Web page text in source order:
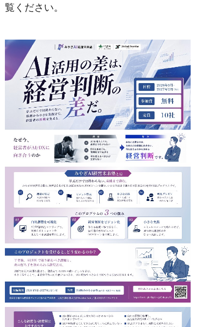
覧ください。